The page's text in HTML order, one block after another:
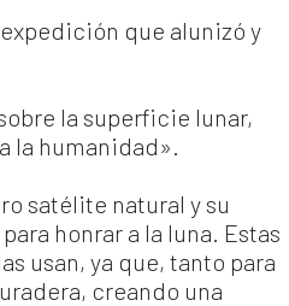
que alunizó y
la superficie lunar,
la humanidad».
satélite natural y su
honrar a la luna. Estas
usan, ya que, tanto para
creando una